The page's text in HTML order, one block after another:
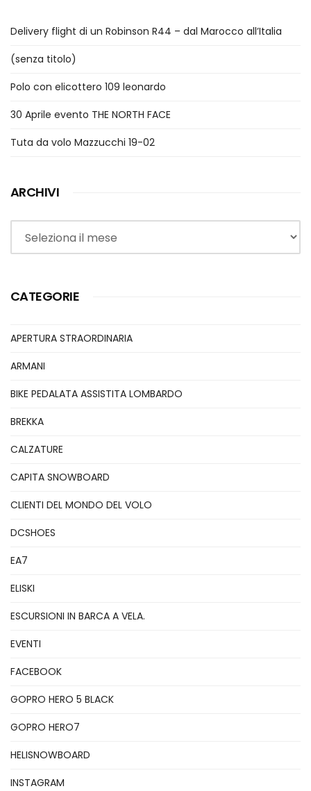
Delivery flight di un Robinson R44 – dal Marocco all’Italia
(senza titolo)
Polo con elicottero 109 leonardo
30 Aprile evento THE NORTH FACE
Tuta da volo Mazzucchi 19-02
ARCHIVI
Archivi
CATEGORIE
APERTURA STRAORDINARIA
ARMANI
BIKE PEDALATA ASSISTITA LOMBARDO
BREKKA
CALZATURE
CAPITA SNOWBOARD
CLIENTI DEL MONDO DEL VOLO
DCSHOES
EA7
ELISKI
ESCURSIONI IN BARCA A VELA.
EVENTI
FACEBOOK
GOPRO HERO 5 BLACK
GOPRO HERO7
HELISNOWBOARD
INSTAGRAM